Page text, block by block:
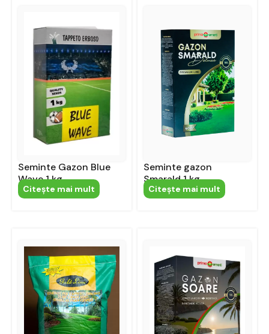
Seminte Gazon Blue
Wave 1 kg
Citeşte mai mult
Seminte gazon
Smarald 1 kg
Citeşte mai mult